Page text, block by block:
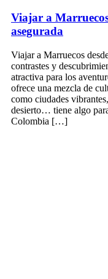
Viajar a
asegurada
Viajar a Marruecos
contrastes y
atractiva para los
ofrece una mezcla de
como ciudades
desierto… tiene algo
Colombia […]